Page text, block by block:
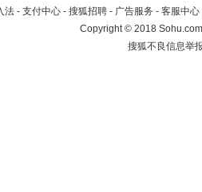
法 - 支付中心 - 搜狐招聘 - 广告服务 - 客服中心
Copyright©2018
搜狐不良信息举